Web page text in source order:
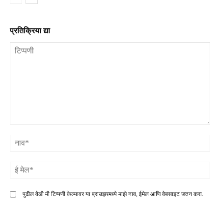
प्रतिक्रिया द्या
पुढील वेळी मी टिप्पणी केल्यावर या ब्राउझरमध्ये माझे नाव, ईमेल आणि वेबसाइट जतन करा.